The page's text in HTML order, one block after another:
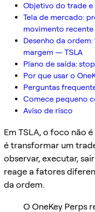
Objetivo do trade
Tela de mercado:
movimento recente
Desenho da
margem — TSLA
Plano de saída:
Por que usar o
Perguntas
Comece pequeno
Aviso de risco
Em TSLA, o foco não
é transformar um
observar, executar,
reage a fatores
da ordem.
O OneKey Perps